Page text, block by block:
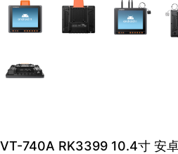
VT-740A RK3399 10.4寸 安